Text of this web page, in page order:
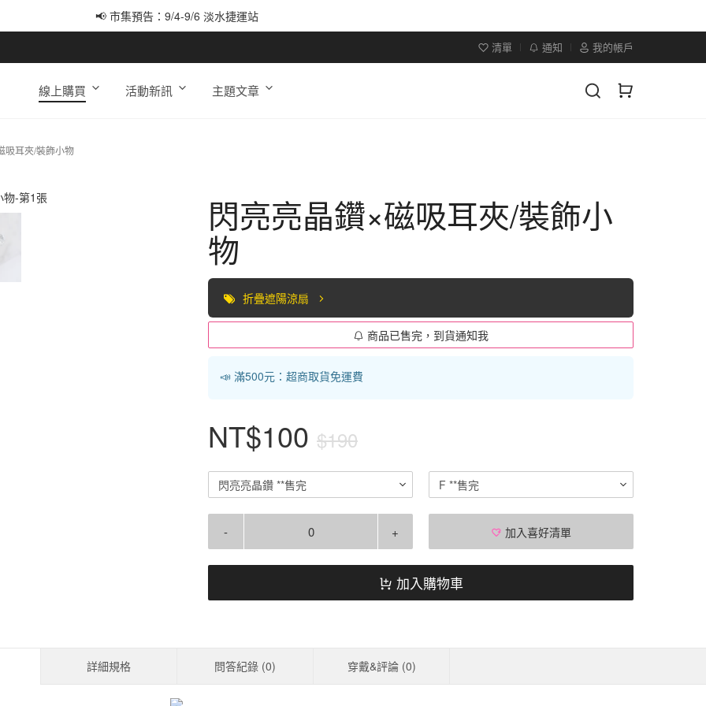
📢 市集預告：9/4-9/6 淡水捷運站
清單 通知 我的帳戶
線上購買 活動新訊 主題文章
吸耳夾/裝飾小物
閃亮亮晶鑽×磁吸耳夾/裝飾小
物
折疊遮陽涼扇
商品已售完，到貨通知我
📣 滿500元：超商取貨免運費
NT$100 $190
閃亮亮晶鑽 **售完 F **售完
- + 加入喜好清單
加入購物車
詳細規格 問答紀錄 (0) 穿戴&評論 (0)